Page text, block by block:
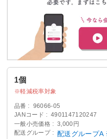
1個
軽減税率対象
品番
96066-05
JANコード
4901147120247
一般小売価格
3,000円
配送グループ
配送グループA